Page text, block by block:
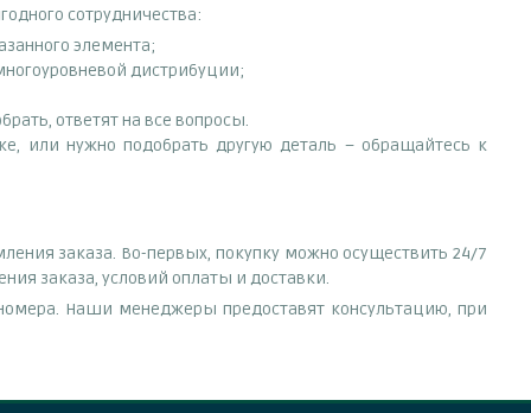
сотрудничества:
элемента;
дистрибуции;
ответят на все вопросы.
или нужно подобрать другую деталь – обращайтесь к
заказа. Во-первых, покупку можно осуществить 24/7
заказа, условий оплаты и доставки.
Наши менеджеры предоставят консультацию, при